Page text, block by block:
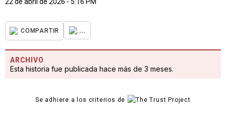
COMPARTIR ...
ARCHIVO
Esta historia fue publicada hace más de 3 meses.
Se adhiere a los criterios de